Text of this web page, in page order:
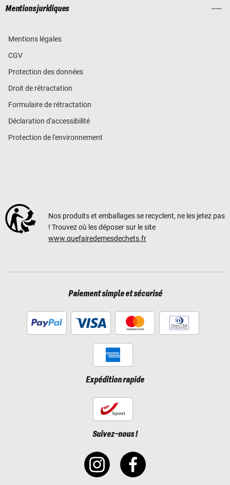
Mentions juridiques
Mentions légales
CGV
Protection des données
Droit de rétractation
Formulaire de rétractation
Déclaration d'accessibilité
Protection de l'environnement
Nos produits et emballages se recyclent, ne les jetez pas
! Trouvez où les déposer sur le site
www.quefairedemesdechets.fr
Paiement simple et sécurisé
Expédition rapide
Suivez-nous !